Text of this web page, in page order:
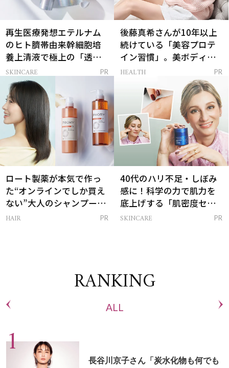
再生医療発想エテルナム
のヒト臍帯由来幹細胞培
養上清液で極上の「透明
感ハリ肌」へ
SKINCARE PR
後藤真希さんが10年以上
続けている「美容プロテ
イン習慣」。美ボディを
支える朝ルーティンと
HEALTH PR
ロート製薬が本気で作っ
た“オンラインでしか買え
ない”大人のシャンプー＆
トリートメントって？
HAIR PR
40代のハリ不足・しぼみ
感に！科学の力で肌力を
底上げする「肌密度セラ
ム」
SKINCARE PR
RANKING
ALL
長谷川京子さん「炭水化物も何でも